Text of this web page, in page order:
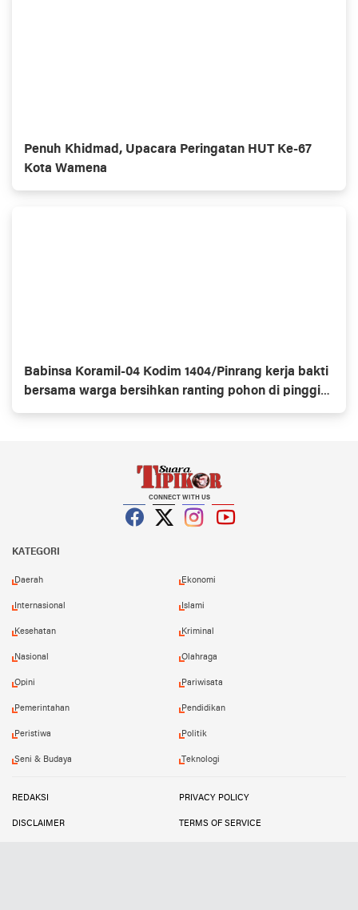
Penuh Khidmad, Upacara Peringatan HUT Ke-67
Kota Wamena
Babinsa Koramil-04 Kodim 1404/Pinrang kerja bakti
bersama warga bersihkan ranting pohon di pinggir
jalan
CONNECT WITH US
KATEGORI
Daerah Ekonomi
Internasional Islami
Kesehatan Kriminal
Nasional Olahraga
Opini Pariwisata
Pemerintahan Pendidikan
Peristiwa Politik
Seni & Budaya Teknologi
REDAKSI PRIVACY POLICY
DISCLAIMER TERMS OF SERVICE